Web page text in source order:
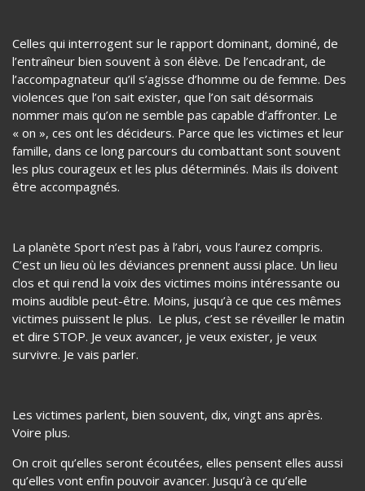
sonnette d’alarme bien avant et pendant bien longtemps sur
ce qui gangrène le sport : les violences sexuelles.
Celles qui interrogent sur le rapport dominant, dominé, de
l’entraîneur bien souvent à son élève. De l’encadrant, de
l’accompagnateur qu’il s’agisse d’homme ou de femme. Des
violences que l’on sait exister, que l’on sait désormais
les plus courageux et les plus déterminés. Mais ils doivent
être accompagnés.
La planète Sport n’est pas à l’abri, vous l’aurez compris.
C’est un lieu où les déviances prennent aussi place. Un lieu
et dire STOP. Je veux avancer, je veux exister, je veux
survivre. Je vais parler.